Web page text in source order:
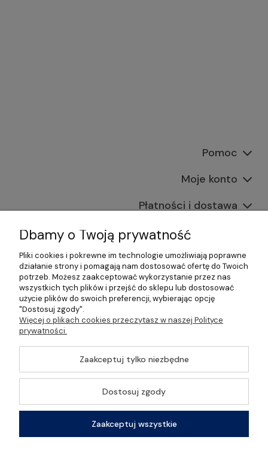
Pomoc
Moje konto
Płatności i dostawa
Informacje
O nas
©2026 Wszelkie Prawa Zastrzeżone | Gastrosklep |
Wyposażenie gastronomii, restauracji oraz barów
Szablon Master byEcommercy
Pokaż pełną wersję strony
Sklep internetowy Shoper Premium
Dbamy o Twoją prywatność
Pliki cookies i pokrewne im technologie umożliwiają poprawne
działanie strony i pomagają nam dostosować ofertę do Twoich
potrzeb. Możesz zaakceptować wykorzystanie przez nas
wszystkich tych plików i przejść do sklepu lub dostosować
użycie plików do swoich preferencji, wybierając opcję
"Dostosuj zgody".
Więcej o plikach cookies przeczytasz w naszej Polityce
prywatności.
Zaakceptuj tylko niezbędne
Dostosuj zgody
Zaakceptuj wszystkie